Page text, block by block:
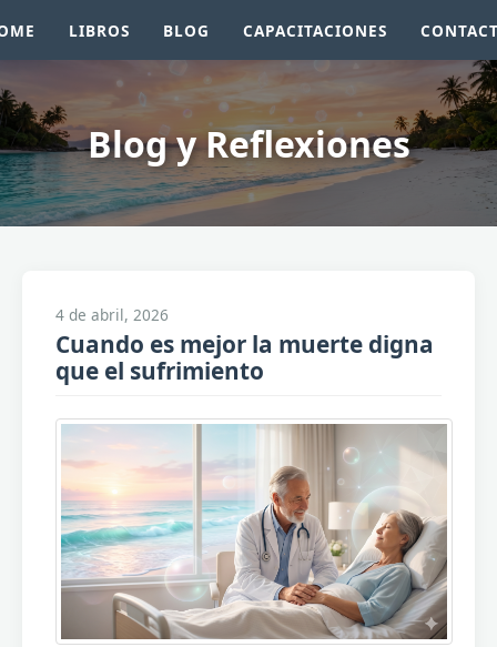
LIBROS BLOG CAPACITACIONES
Blog y Reflexiones
4 de abril, 2026
Cuando es mejor la muerte digna
que el sufrimiento